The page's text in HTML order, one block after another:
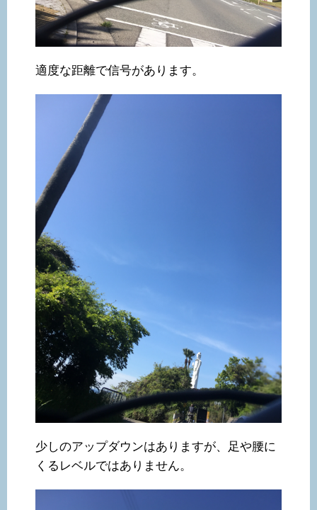
適度な距離で信号があります。
少しのアップダウンはありますが、足や腰に
くるレベルではありません。